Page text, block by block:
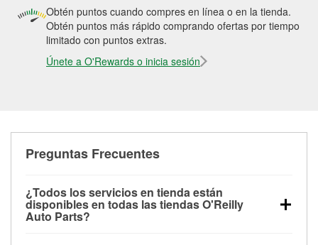
Obtén puntos cuando compres en línea o en la tienda.
Obtén puntos más rápido comprando ofertas por tiempo
limitado con puntos extras.
Únete a O'Rewards o inicia sesión
Preguntas Frecuentes
¿Todos los servicios en tienda están
disponibles en todas las tiendas O'Reilly
Auto Parts?